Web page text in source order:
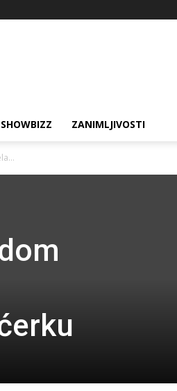
SHOWBIZZ ZANIMLJIVOSTI